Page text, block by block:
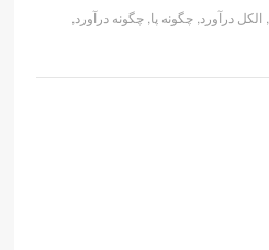
الکل درآورد چگونه پا چگونه درآورد